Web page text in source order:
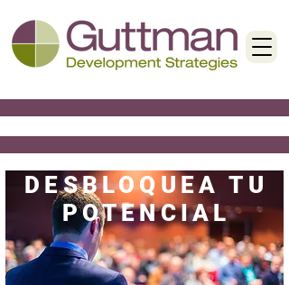
DESBLOQUEA TU
POTENCIAL